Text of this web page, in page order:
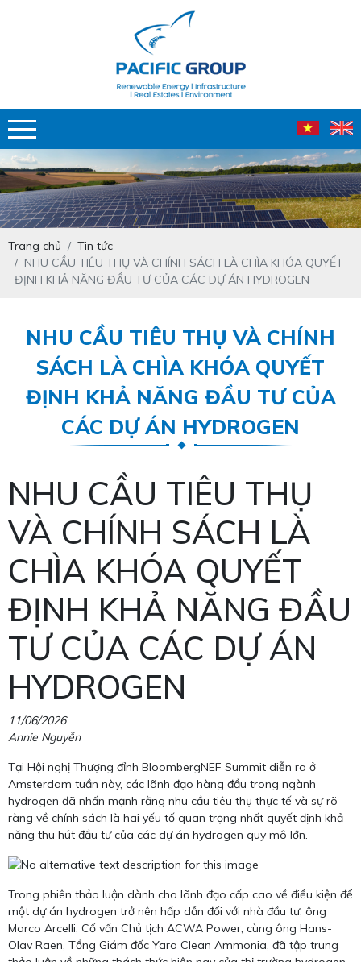
Trang chủ
Tin tức
NHU CẦU TIÊU THỤ VÀ CHÍNH SÁCH LÀ CHÌA KHÓA QUYẾT
ĐỊNH KHẢ NĂNG ĐẦU TƯ CỦA CÁC DỰ ÁN HYDROGEN
NHU CẦU TIÊU THỤ VÀ CHÍNH
SÁCH LÀ CHÌA KHÓA QUYẾT
ĐỊNH KHẢ NĂNG ĐẦU TƯ CỦA
CÁC DỰ ÁN HYDROGEN
NHU CẦU TIÊU THỤ
VÀ CHÍNH SÁCH LÀ
CHÌA KHÓA QUYẾT
ĐỊNH KHẢ NĂNG ĐẦU
TƯ CỦA CÁC DỰ ÁN
HYDROGEN
11/06/2026
Annie Nguyễn
Tại Hội nghị Thượng đỉnh BloombergNEF Summit diễn ra ở
Amsterdam tuần này, các lãnh đạo hàng đầu trong ngành
hydrogen đã nhấn mạnh rằng nhu cầu tiêu thụ thực tế và sự rõ
ràng về chính sách là hai yếu tố quan trọng nhất quyết định khả
năng thu hút đầu tư của các dự án hydrogen quy mô lớn.
Trong phiên thảo luận dành cho lãnh đạo cấp cao về điều kiện để
một dự án hydrogen trở nên hấp dẫn đối với nhà đầu tư, ông
Marco Arcelli, Cố vấn Chủ tịch ACWA Power, cùng ông Hans-
Olav Raen, Tổng Giám đốc Yara Clean Ammonia, đã tập trung